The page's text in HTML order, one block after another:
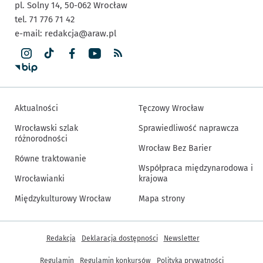
pl. Solny 14, 50-062 Wrocław
tel. 71 776 71 42
e-mail: redakcja@araw.pl
Aktualności
Wrocławski szlak
różnorodności
Równe traktowanie
Wrocławianki
Międzykulturowy Wrocław
Tęczowy Wrocław
Sprawiedliwość naprawcza
Wrocław Bez Barier
Współpraca międzynarodowa i
krajowa
Mapa strony
Inne informacje
Redakcja Deklaracja dostępności Newsletter
Regulamin Regulamin konkursów Polityka prywatności